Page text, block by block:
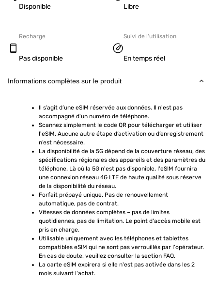
Disponible Libre
Recharge
Pas disponible
Suivi de l'utilisation
En temps réel
Informations complètes sur le produit
Il s’agit d’une eSIM réservée aux données. Il n'est pas
accompagné d'un numéro de téléphone.
Scannez simplement le code QR pour télécharger et utiliser
l'eSIM. Aucune autre étape d’activation ou d’enregistrement
n’est nécessaire.
La disponibilité de la 5G dépend de la couverture réseau, des
spécifications régionales des appareils et des paramètres du
téléphone. Là où la 5G n'est pas disponible, l'eSIM fournira
une connexion réseau 4G LTE de haute qualité sous réserve
de la disponibilité du réseau.
Forfait prépayé unique. Pas de renouvellement
automatique, pas de contrat.
Vitesses de données complètes – pas de limites
quotidiennes, pas de limitation. Le point d'accès mobile est
pris en charge.
Utilisable uniquement avec les téléphones et tablettes
compatibles eSIM qui ne sont pas verrouillés par l'opérateur.
En cas de doute, veuillez consulter la section FAQ.
La carte eSIM expirera si elle n'est pas activée dans les 2
mois suivant l'achat.